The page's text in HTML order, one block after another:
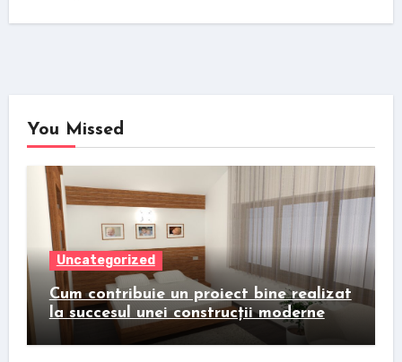
You Missed
Uncategorized
Cum contribuie un proiect bine realizat
la succesul unei construcții moderne